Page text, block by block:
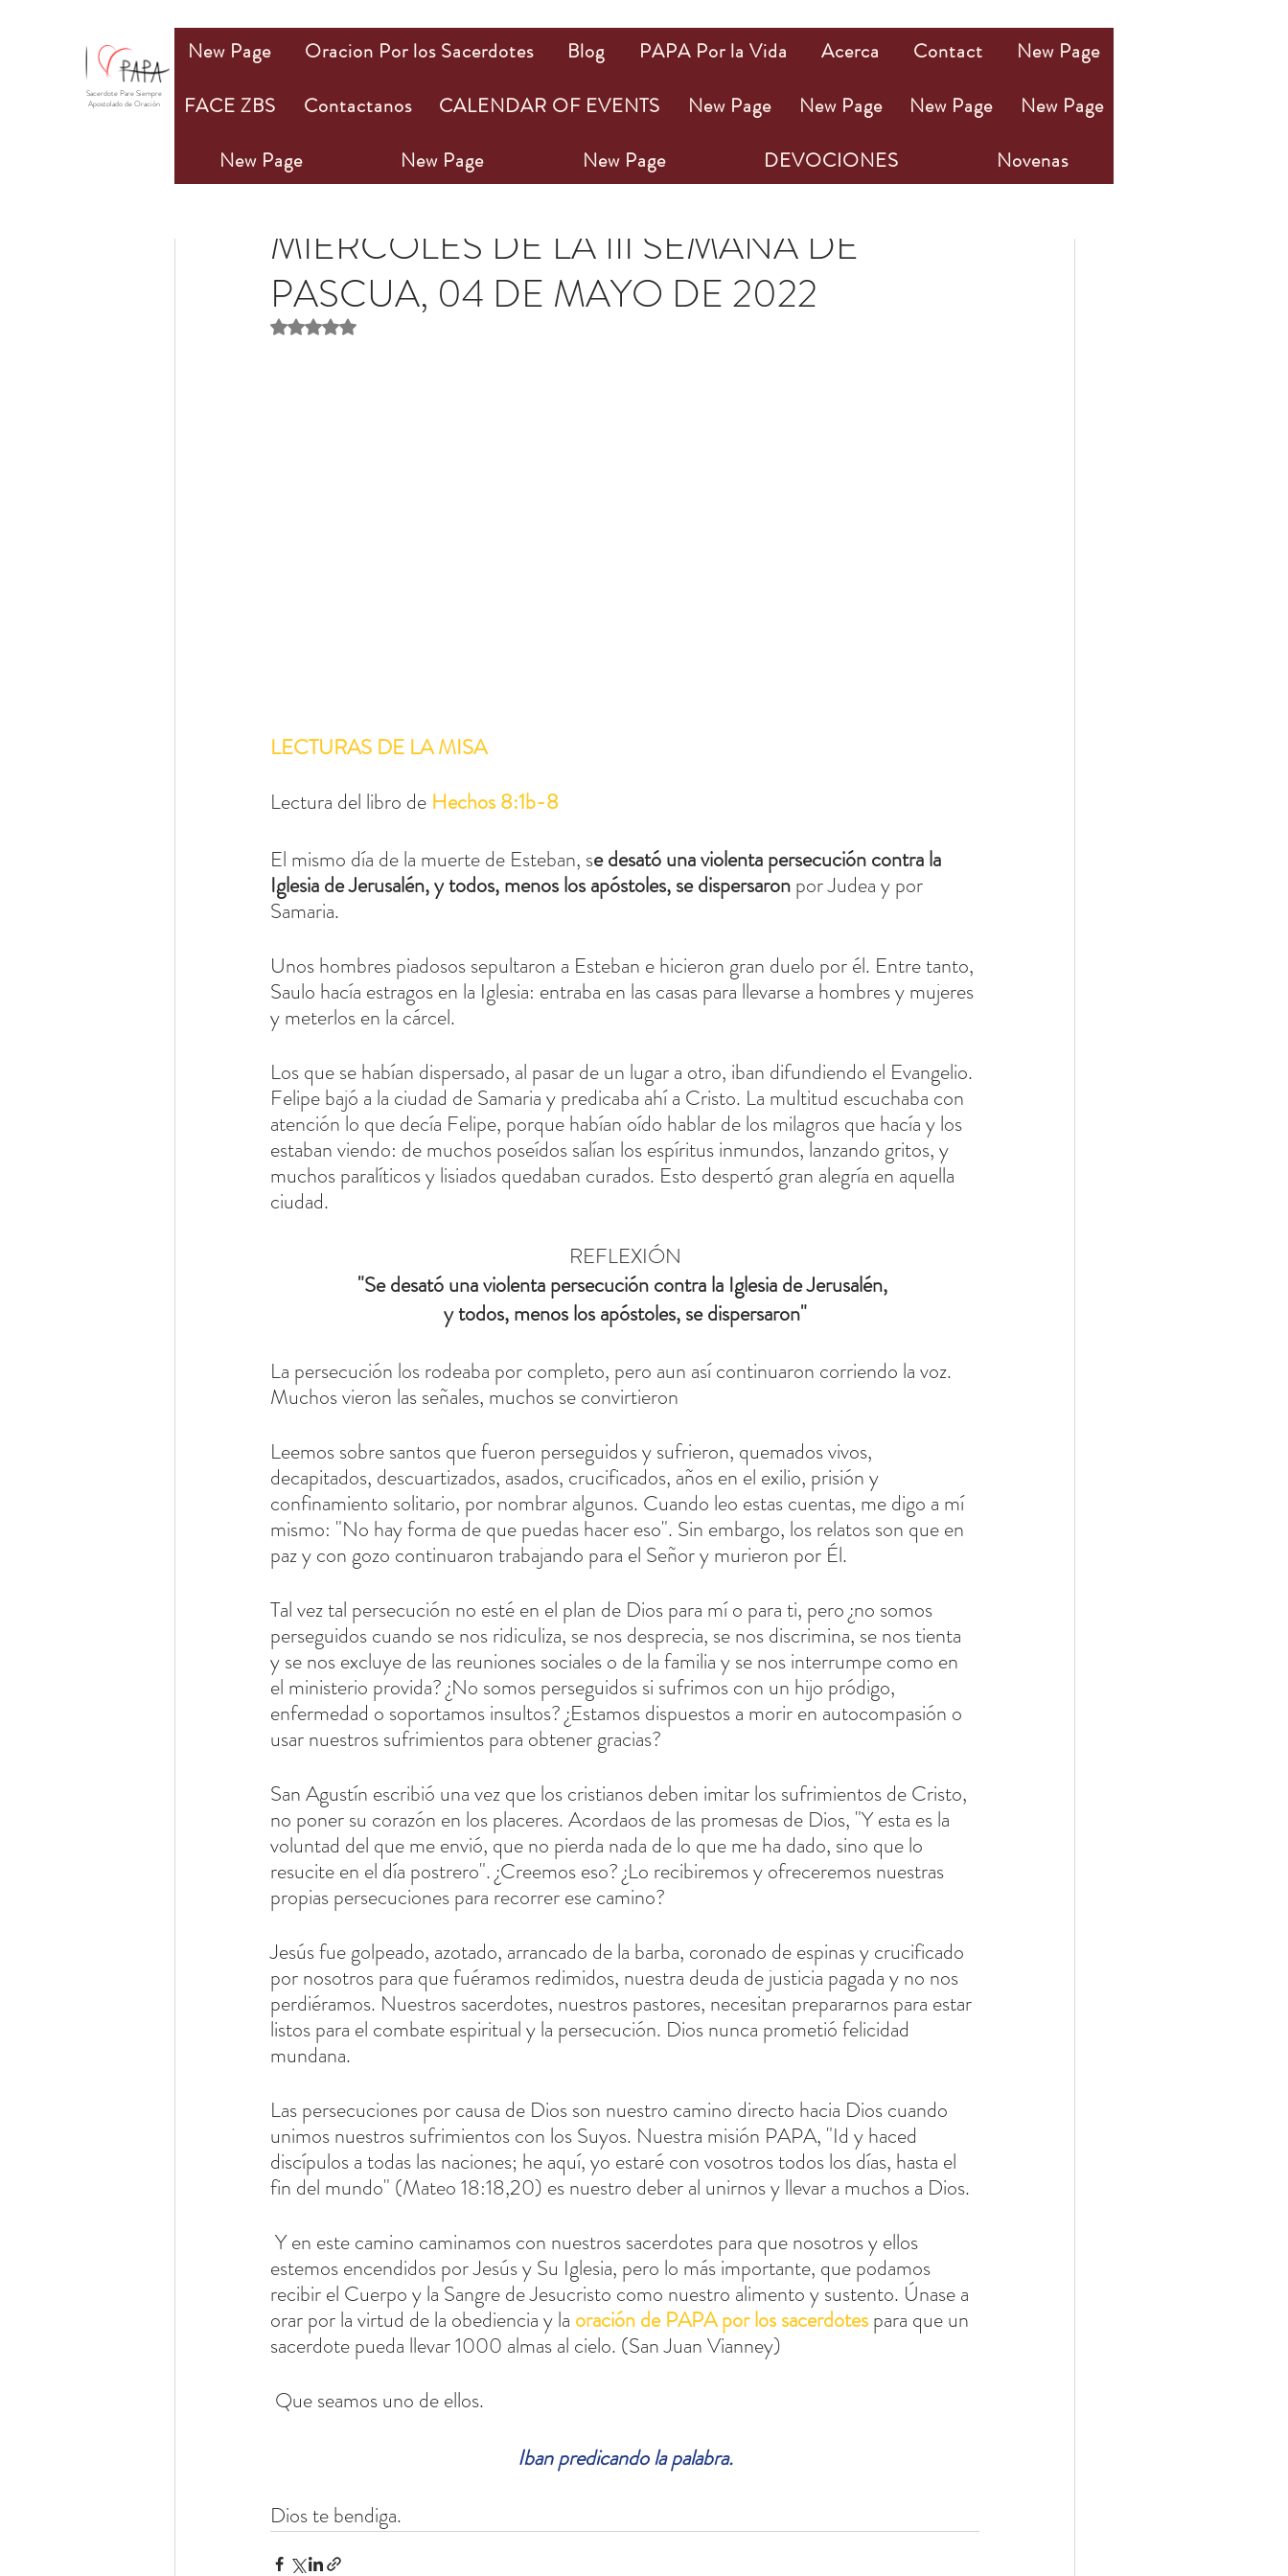
MIÉRCOLES DE LA III SEMANA DE
PASCUA, 04 DE MAYO DE 2022
Obtuvo NaN de 5 estrellas.
LECTURAS DE LA MISA
Lectura del libro de Hechos 8:1b-8
El mismo día de la muerte de Esteban, se desató una violenta persecución contra la
Iglesia de Jerusalén, y todos, menos los apóstoles, se dispersaron por Judea y por
Samaria.
Unos hombres piadosos sepultaron a Esteban e hicieron gran duelo por él. Entre tanto,
Saulo hacía estragos en la Iglesia: entraba en las casas para llevarse a hombres y mujeres
y meterlos en la cárcel.
Los que se habían dispersado, al pasar de un lugar a otro, iban difundiendo el Evangelio.
Felipe bajó a la ciudad de Samaria y predicaba ahí a Cristo. La multitud escuchaba con
atención lo que decía Felipe, porque habían oído hablar de los milagros que hacía y los
estaban viendo: de muchos poseídos salían los espíritus inmundos, lanzando gritos, y
muchos paralíticos y lisiados quedaban curados. Esto despertó gran alegría en aquella
ciudad.
REFLEXIÓN
"Se desató una violenta persecución contra la Iglesia de Jerusalén,
y todos, menos los apóstoles, se dispersaron"
La persecución los rodeaba por completo, pero aun así continuaron corriendo la voz.
Muchos vieron las señales, muchos se convirtieron
Leemos sobre santos que fueron perseguidos y sufrieron, quemados vivos,
decapitados, descuartizados, asados, crucificados, años en el exilio, prisión y
confinamiento solitario, por nombrar algunos. Cuando leo estas cuentas, me digo a mí
mismo: "No hay forma de que puedas hacer eso". Sin embargo, los relatos son que en
paz y con gozo continuaron trabajando para el Señor y murieron por Él.
Tal vez tal persecución no esté en el plan de Dios para mí o para ti, pero ¿no somos
perseguidos cuando se nos ridiculiza, se nos desprecia, se nos discrimina, se nos tienta
y se nos excluye de las reuniones sociales o de la familia y se nos interrumpe como en
el ministerio provida? ¿No somos perseguidos si sufrimos con un hijo pródigo,
enfermedad o soportamos insultos? ¿Estamos dispuestos a morir en autocompasión o
usar nuestros sufrimientos para obtener gracias?
San Agustín escribió una vez que los cristianos deben imitar los sufrimientos de Cristo,
no poner su corazón en los placeres. Acordaos de las promesas de Dios, "Y esta es la
voluntad del que me envió, que no pierda nada de lo que me ha dado, sino que lo
resucite en el día postrero". ¿Creemos eso? ¿Lo recibiremos y ofreceremos nuestras
propias persecuciones para recorrer ese camino?
Jesús fue golpeado, azotado, arrancado de la barba, coronado de espinas y crucificado
por nosotros para que fuéramos redimidos, nuestra deuda de justicia pagada y no nos
perdiéramos. Nuestros sacerdotes, nuestros pastores, necesitan prepararnos para estar
listos para el combate espiritual y la persecución. Dios nunca prometió felicidad
mundana.
Las persecuciones por causa de Dios son nuestro camino directo hacia Dios cuando
unimos nuestros sufrimientos con los Suyos. Nuestra misión PAPA, "Id y haced
discípulos a todas las naciones; he aquí, yo estaré con vosotros todos los días, hasta el
fin del mundo" (Mateo 18:18,20) es nuestro deber al unirnos y llevar a muchos a Dios.
estemos encendidos por Jesús y Su Iglesia, pero lo más importante, que podamos
recibir el Cuerpo y la Sangre de Jesucristo como nuestro alimento y sustento. Únase a
orar por la virtud de la obediencia y la oración de PAPA por los sacerdotes para que un
sacerdote pueda llevar 1000 almas al cielo. (San Juan Vianney)
Que seamos uno de ellos.
Iban predicando la palabra.
Dios te bendiga.
New Page Oracion Por los Sacerdotes Blog PAPA Por la Vida Acerca Contact
New Page
FACE ZBS
Contactanos CALENDAR OF EVENTS New Page New Page New Page
New Page
New Page
New Page New Page DEVOCIONES Novenas
Sacerdote Pare Siempre
Apostolado de Oración